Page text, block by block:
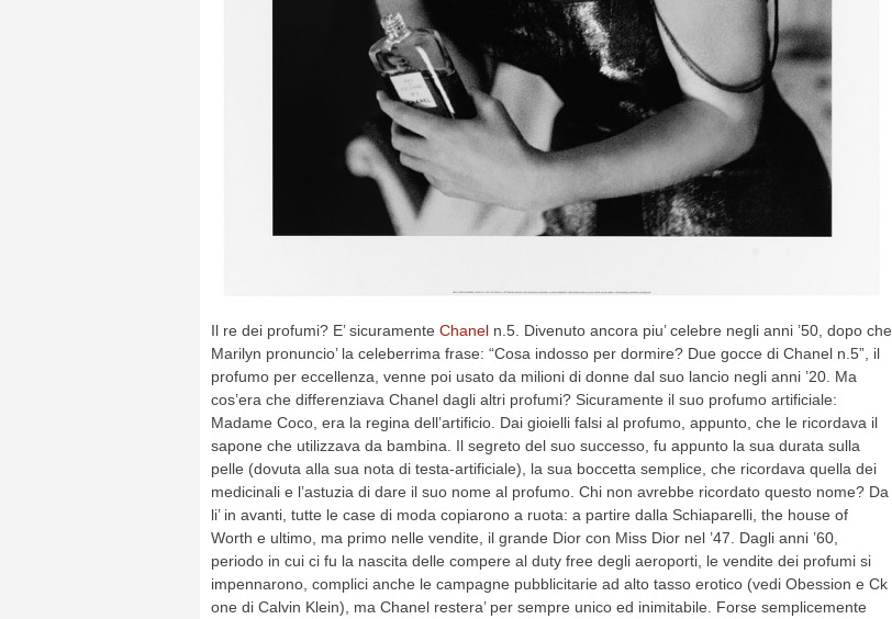
Il re dei profumi? E’ sicuramente Chanel n.5. Divenuto ancora piu’ celebre negli anni ’50, dopo che
Marilyn pronuncio’ la celeberrima frase: “Cosa indosso per dormire? Due gocce di Chanel n.5”, il
profumo per eccellenza, venne poi usato da milioni di donne dal suo lancio negli anni ’20. Ma
cos’era che differenziava Chanel dagli altri profumi? Sicuramente il suo profumo artificiale:
Madame Coco, era la regina dell’artificio. Dai gioielli falsi al profumo, appunto, che le ricordava il
sapone che utilizzava da bambina. Il segreto del suo successo, fu appunto la sua durata sulla
pelle (dovuta alla sua nota di testa-artificiale), la sua boccetta semplice, che ricordava quella dei
medicinali e l’astuzia di dare il suo nome al profumo. Chi non avrebbe ricordato questo nome? Da
li’ in avanti, tutte le case di moda copiarono a ruota: a partire dalla Schiaparelli, the house of
Worth e ultimo, ma primo nelle vendite, il grande Dior con Miss Dior nel ’47. Dagli anni ’60,
periodo in cui ci fu la nascita delle compere al duty free degli aeroporti, le vendite dei profumi si
impennarono, complici anche le campagne pubblicitarie ad alto tasso erotico (vedi Obession e Ck
one di Calvin Klein), ma Chanel restera’ per sempre unico ed inimitabile. Forse semplicemente